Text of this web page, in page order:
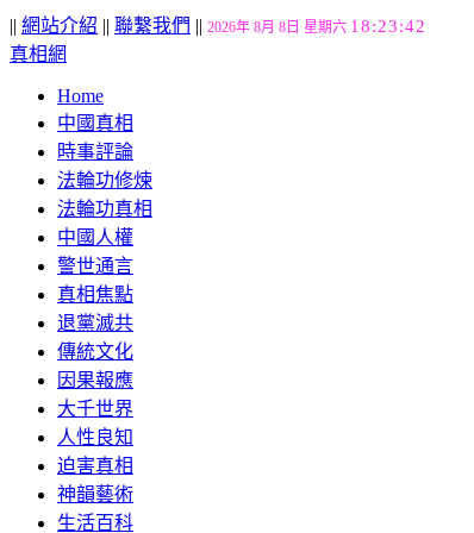
|| 網站介紹 || 聯繫我們 || 2026年 8月 8日 星期六 18:23:43
真相網
Home
中國真相
時事評論
法輪功修煉
法輪功真相
中國人權
警世通言
真相焦點
退黨滅共
傳統文化
因果報應
大千世界
人性良知
迫害真相
神韻藝術
生活百科